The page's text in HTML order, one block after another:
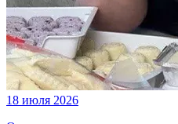
18 июля 2026